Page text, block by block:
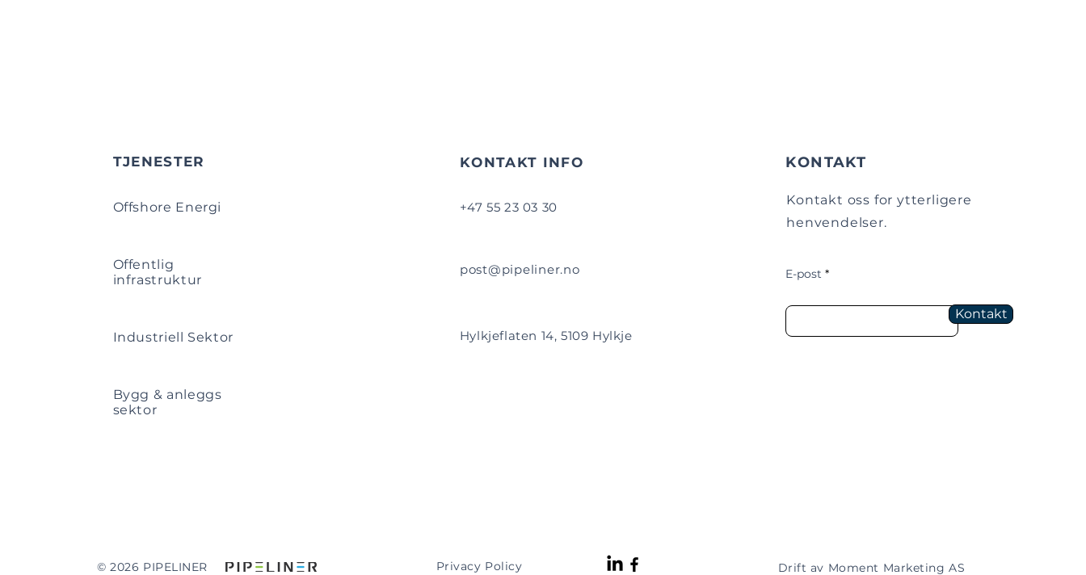
TJENESTER
Offshore Energi
Offentlig
infrastruktur
Industriell Sektor
Bygg & anleggs
sektor
KONTAKT INFO
+47 55 23 03 30
post@pipeliner.no
Hylkjeflaten 14, 5109 Hylkje
KONTAKT
Kontakt oss for ytterligere
henvendelser.
E-post
Kontakt
© 2026 PIPELINER Privacy Policy Drift av Moment Marketing AS